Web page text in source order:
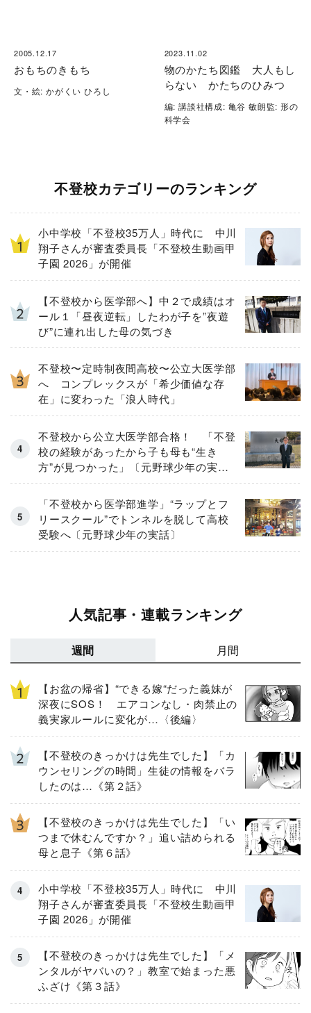
2005.12.17
おもちのきもち
文・絵: かがくい ひろし
2023.11.02
物のかたち図鑑 大人もし
らない かたちのひみつ
編: 講談社構成: 亀谷 敏朗監: 形の
科学会
不登校カテゴリーのランキング
小中学校「不登校35万人」時代に 中川
翔子さんが審査委員長「不登校生動画甲
子園 2026」が開催
【不登校から医学部へ】中２で成績はオ
ール１「昼夜逆転」したわが子を”夜遊
び”に連れ出した母の気づき
不登校〜定時制夜間高校〜公立大医学部
へ コンプレックスが「希少価値な存
在」に変わった「浪人時代」
不登校から公立大医学部合格！ 「不登
校の経験があったから子も母も“生き
方”が見つかった」〔元野球少年の実
話〕
「不登校から医学部進学」“ラップとフ
リースクール”でトンネルを脱して高校
受験へ〔元野球少年の実話〕
人気記事・連載ランキング
週間 月間
【お盆の帰省】“できる嫁“だった義妹が
深夜にSOS！ エアコンなし・肉禁止の
義実家ルールに変化が…〈後編〉
【不登校のきっかけは先生でした】「カ
ウンセリングの時間」生徒の情報をバラ
したのは…《第２話》
【不登校のきっかけは先生でした】「い
つまで休むんですか？」追い詰められる
母と息子《第６話》
小中学校「不登校35万人」時代に 中川
翔子さんが審査委員長「不登校生動画甲
子園 2026」が開催
【不登校のきっかけは先生でした】「メ
ンタルがヤバいの？」教室で始まった悪
ふざけ《第３話》